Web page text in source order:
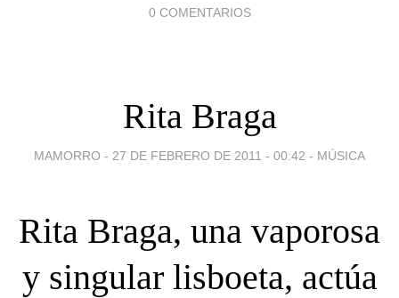
0 COMENTARIOS
Rita Braga
MAMORRO - 27 DE FEBRERO DE 2011 - 00:42 - MÚSICA
Rita Braga, una vaporosa
y singular lisboeta, actúa